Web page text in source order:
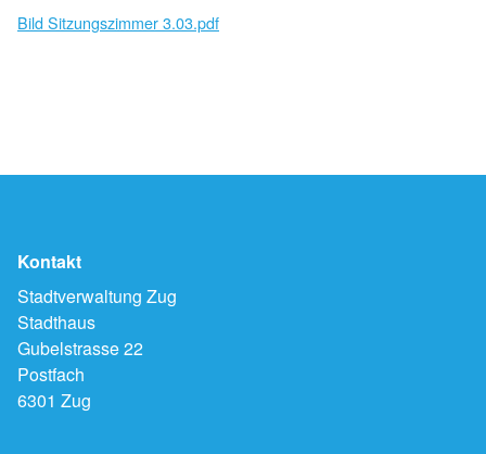
Bild Sitzungszimmer 3.03.pdf
Kontakt
Stadtverwaltung Zug
Stadthaus
Gubelstrasse 22
Postfach
6301 Zug